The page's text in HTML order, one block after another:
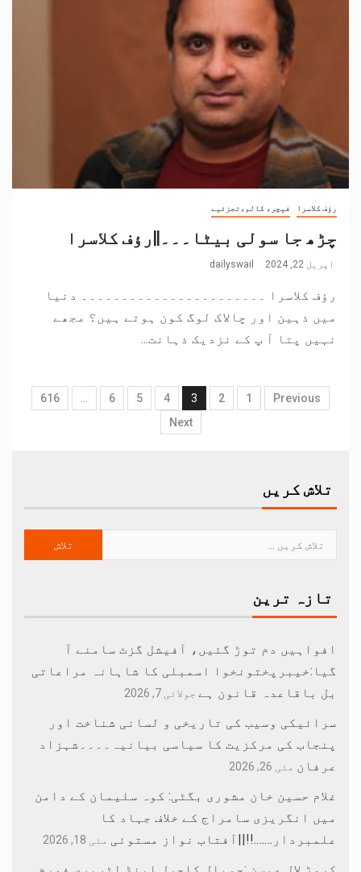
رؤف کلاسرا فیچر، کالم،تجزئیے
چڑھ جا سولی بیٹا۔۔۔||رؤف کلاسرا
اپریل 22, 2024 dailyswail
رؤف کلاسرا ۔۔۔۔۔۔۔۔۔۔۔۔۔۔۔۔۔۔۔۔۔۔۔ دنیا
میں ذہین اور چالاک لوگ کون ہوتے ہیں؟ مجھے
نہیں پتا آ پ کے نزدیک ذہانت...
Previous
1
2
3
4
5
6
…
616
Next
تلاش کریں
تازہ ترین
افواہیں دم توڑ گئیں، آفیشل گزٹ سامنے آ
گیا:خیبرپختونخوا اسمبلی کا شاہانہ مراعاتی
بل باقاعدہ قانون ہے جولائی 7, 2026
سرائیکی وسیب کی تاریخی و لسانی شناخت اور
پنجاب کی مرکزیت کا سیاسی بیانیہ۔۔۔۔شہزاد
عرفان مئی 26, 2026
غلام حسین خان مشوری بگٹی: کوہ سلیمان کے دامن
میں انگریزی سامراج کے خلاف جہاد کا
علمبردار…….!!||آفتاب نواز مستوئی مئی 18, 2026